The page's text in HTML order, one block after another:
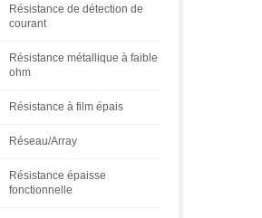
Résistance de détection de
courant
Résistance métallique à faible
ohm
Résistance à film épais
Réseau/Array
Résistance épaisse
fonctionnelle